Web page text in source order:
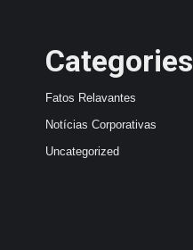
Categories
Fatos Relavantes
Notícias Corporativas
Uncategorized